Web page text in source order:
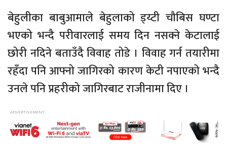
बेहुलीका बाबुआमाले बेहुलाको ड्य्टी चौबिस घण्टा
भएको भन्दै परीवारलाई समय दिन नसक्ने केटालाई
छोरी नदिने बताउँदै विवाह तोडे । विवाह गर्न तयारीमा
रहँदा पनि आफ्नो जागिरको कारण केटी नपाएको भन्दै
उनले पनि प्रहरीको जागिरबाट राजीनामा दिए ।